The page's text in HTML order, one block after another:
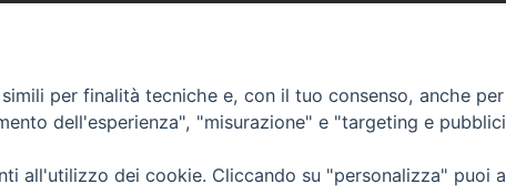
per finalità tecniche e, con il tuo consenso, anche
dell'esperienza", "misurazione" e "targeting e
all'utilizzo dei cookie. Cliccando su "personalizza" puoi